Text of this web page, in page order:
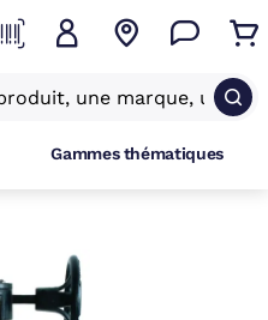
Gammes thématiques